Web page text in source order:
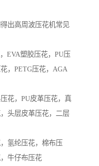
出高周波压花机常见
EVA塑胶压花，PU压
，PETG压花，AGA
花，PU皮革压花，真
头层皮革压花，二层
氢纶压花，棉布压
牛仔布压花